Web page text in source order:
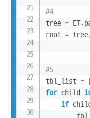
#4
tree = ET.
root = tree.
#5
tbl_list =
for child
if